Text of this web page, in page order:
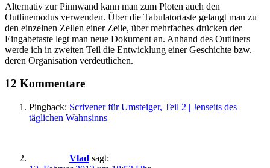
Alternativ zur Pinnwand kann man zum Ploten auch den
Outlinemodus verwenden. Über die Tabulatortaste gelangt man zu
den einzelnen Zellen einer Zeile, über mehrfaches drücken der
Eingabetaste legt man neue Dokument an. Anhand des Outliners
werde ich in zweiten Teil die Entwicklung einer Geschichte bzw.
deren Organisation verdeutlichen.
12 Kommentare
Pingback: Scrivener für Umsteiger, Teil 2 | Jenseits des
täglichen Wahnsinns
Vlad sagt: